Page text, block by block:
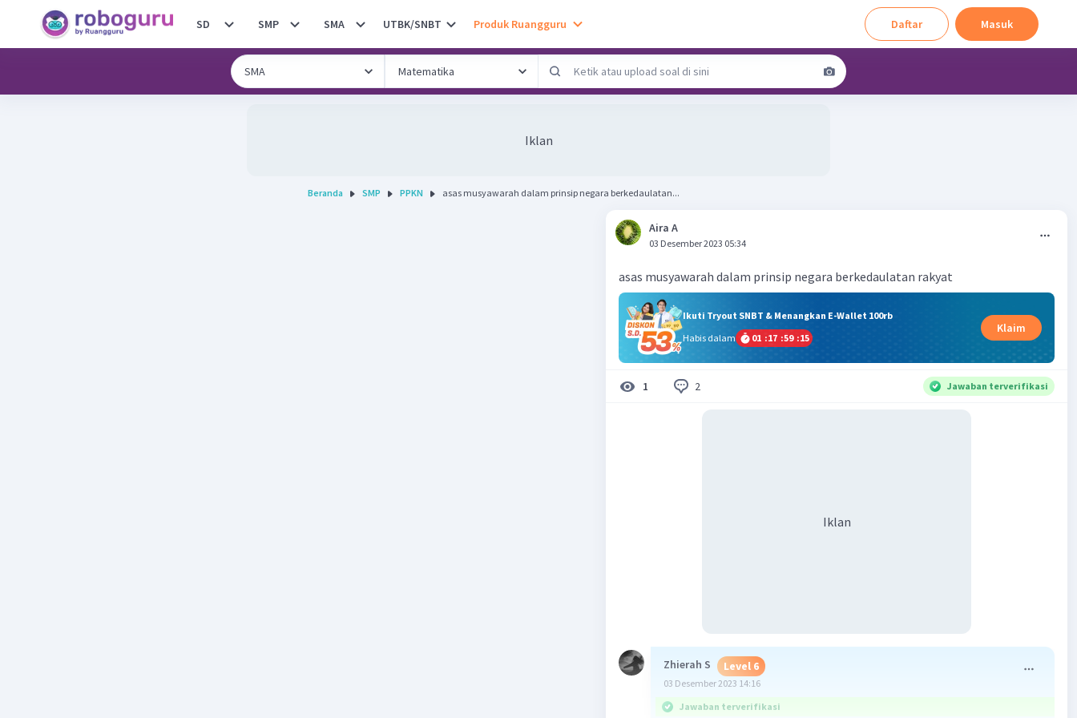
SD SMP SMA UTBK/SNBT Produk Ruangguru Daftar Masuk
Iklan
Beranda SMP PPKN asas musyawarah dalam prinsip negara berkedaulatan...
Aira A
03 Desember 2023 05:34
asas musyawarah dalam prinsip negara berkedaulatan rakyat
Ikuti Tryout SNBT & Menangkan E-Wallet 100rb
Habis dalam
01 :17 :59 :14
Klaim
1 2 Jawaban terverifikasi
Iklan
Zhierah S Level 6
03 Desember 2023 14:16
Jawaban terverifikasi